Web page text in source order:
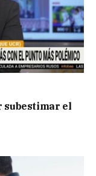
subestimar el